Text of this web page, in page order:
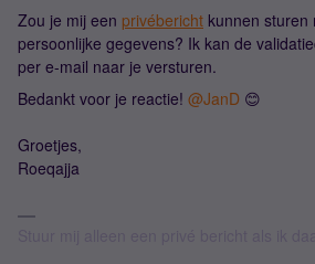
Zou je mij een privébericht kunnen sturen
persoonlijke gegevens? Ik kan de
per e-mail naar je versturen.
Bedankt voor je reactie! ​ @JanD 😊
Groetjes,
Roeqajja